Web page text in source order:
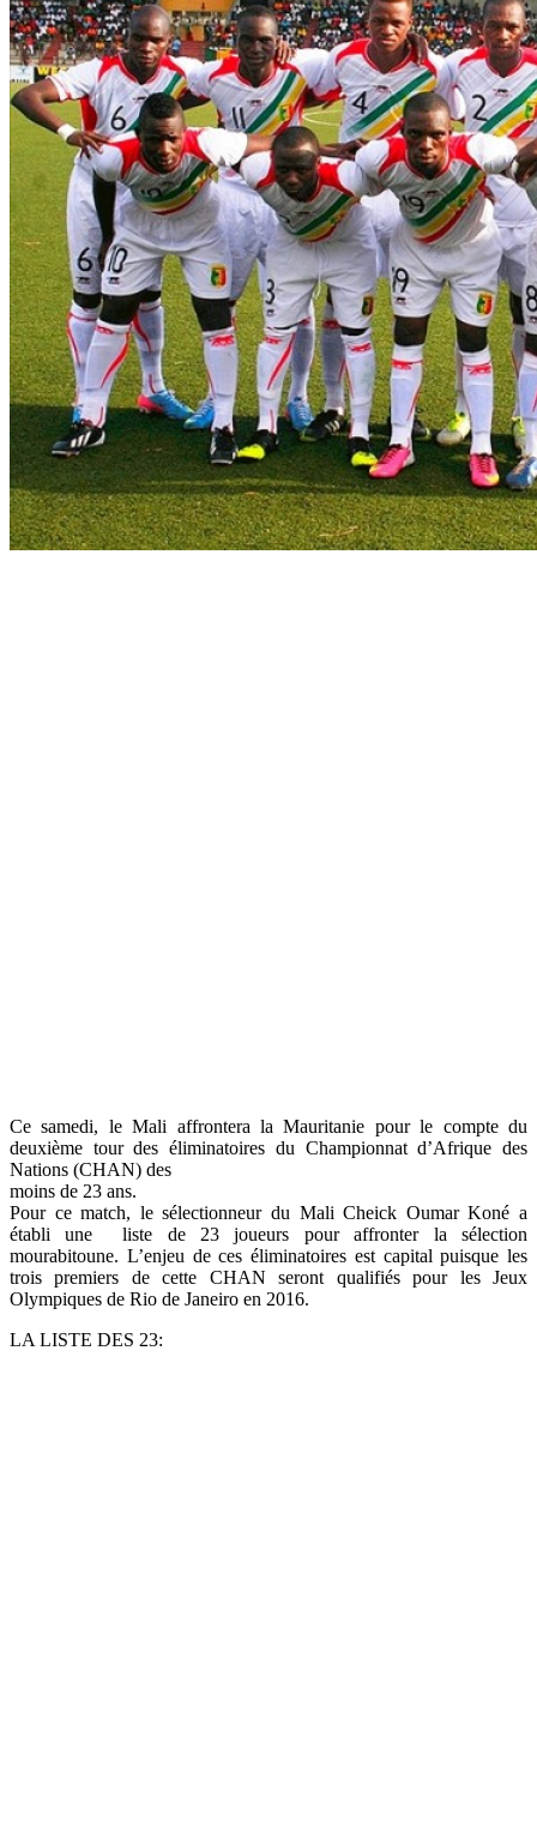
Ce samedi, le Mali affrontera la Mauritanie pour le compte du
deuxième tour des éliminatoires du Championnat d’Afrique des
Nations (CHAN) des
moins de 23 ans.
Pour ce match, le sélectionneur du Mali Cheick Oumar Koné a
établi une liste de 23 joueurs pour affronter la sélection
mourabitoune. L’enjeu de ces éliminatoires est capital puisque les
trois premiers de cette CHAN seront qualifiés pour les Jeux
Olympiques de Rio de Janeiro en 2016.
LA LISTE DES 23: